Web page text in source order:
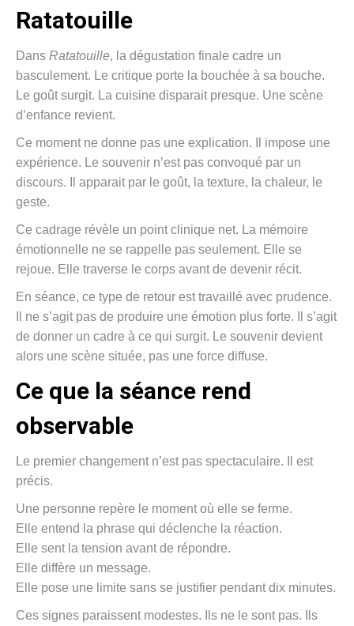
Ratatouille
Dans Ratatouille, la dégustation finale cadre un
basculement. Le critique porte la bouchée à sa bouche.
Le goût surgit. La cuisine disparait presque. Une scène
d’enfance revient.
Ce moment ne donne pas une explication. Il impose une
expérience. Le souvenir n’est pas convoqué par un
discours. Il apparait par le goût, la texture, la chaleur, le
geste.
Ce cadrage révèle un point clinique net. La mémoire
émotionnelle ne se rappelle pas seulement. Elle se
rejoue. Elle traverse le corps avant de devenir récit.
En séance, ce type de retour est travaillé avec prudence.
Il ne s’agit pas de produire une émotion plus forte. Il s’agit
de donner un cadre à ce qui surgit. Le souvenir devient
alors une scène située, pas une force diffuse.
Ce que la séance rend
observable
Le premier changement n’est pas spectaculaire. Il est
précis.
Une personne repère le moment où elle se ferme.
Elle entend la phrase qui déclenche la réaction.
Elle sent la tension avant de répondre.
Elle diffère un message.
Elle pose une limite sans se justifier pendant dix minutes.
Ces signes paraissent modestes. Ils ne le sont pas. Ils